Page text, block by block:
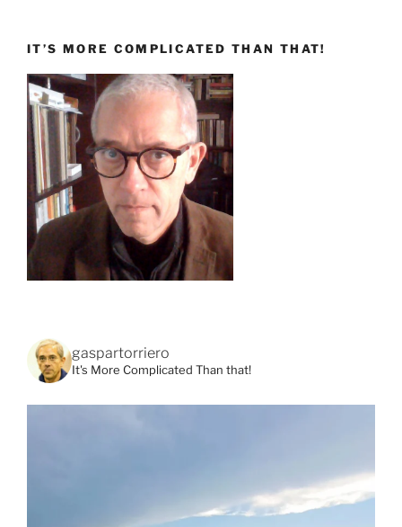
IT’S MORE COMPLICATED THAN THAT!
gaspartorriero
It's More Complicated Than that!